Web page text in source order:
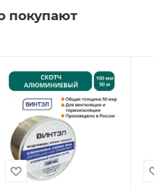
покупают